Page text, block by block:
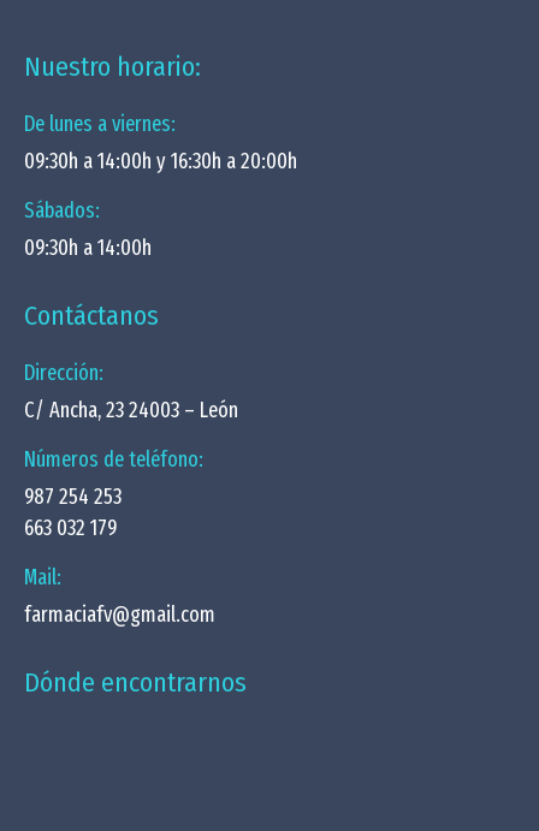
Nuestro horario:
De lunes a viernes:
09:30h a 14:00h y 16:30h a 20:00h
Sábados:
09:30h a 14:00h
Contáctanos
Dirección:
C/ Ancha, 23 24003 – León
Números de teléfono:
987 254 253
663 032 179
Mail:
farmaciafv@gmail.com
Dónde encontrarnos